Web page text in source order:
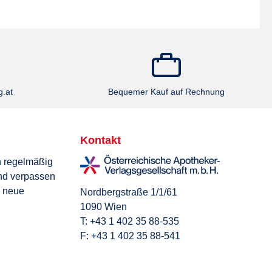
Bequemer Kauf auf Rechnung
regelmäßig
verpassen
neue
Kontakt
Nordbergstraße 1/1/61
1090 Wien
T: +43 1 402 35 88-535
F: +43 1 402 35 88-541